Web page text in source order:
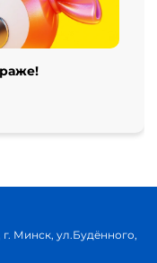
Минск, ул.Будённого,